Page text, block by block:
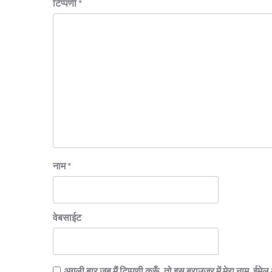
टिप्पणी*
नाम*
वेबसाईट